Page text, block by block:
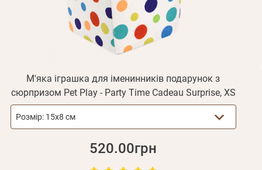
М'яка іграшка для іменинників подарунок з
сюрпризом Pet Play - Party Time Cadeau Surprise, XS
Розмір: 15х8 см
520.00грн
Відправити
Реєстрація
або з допомогою
Зареєструватися
Згадали пароль?